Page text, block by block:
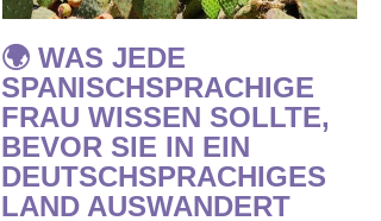
🌍 WAS JEDE
SPANISCHSPRACHIGE
FRAU WISSEN SOLLTE,
BEVOR SIE IN EIN
DEUTSCHSPRACHIGES
LAND AUSWANDERT